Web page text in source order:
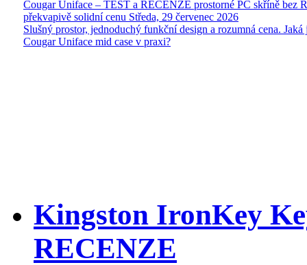
Cougar Uniface – TEST a RECENZE prostorné PC skříně bez
překvapivě solidní cenu Středa, 29 červenec 2026
Slušný prostor, jednoduchý funkční design a rozumná cena. Jaká
Cougar Uniface mid case v praxi?
Kingston IronKey
RECENZE